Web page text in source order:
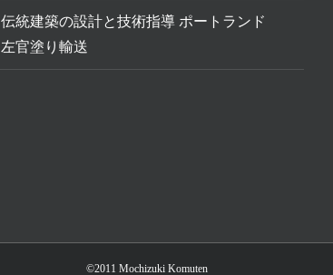
伝統建築の設計と技術指導 ポートランド
左官塗り輸送
©2011 Mochizuki Komuten